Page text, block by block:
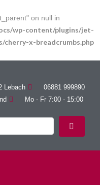
on null in
wp-content/plugins/jet-
cherry-x-breadcrumbs.php
Lebach
06881 999890
Mo - Fr 7:00 - 15:00